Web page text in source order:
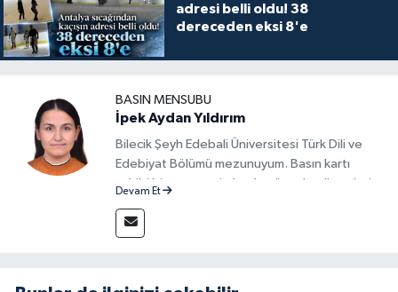
adresi belli oldu! 38
dereceden eksi 8'e
BASIN MENSUBU
İpek Aydan Yıldırım
Bilecik Şeyh Edebali Üniversitesi Türk Dili ve
Edebiyat Bölümü mezunuyum. Basın kartı
sahibi bir gazeteci olarak, güncel gelişmeleri
güvenilir ve tarafsız bilgilerle buluşturmayı
amaçlıyorum. Habercilik anlayışımda etik
Devam Et